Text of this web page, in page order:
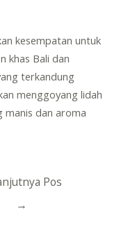
kesempatan untuk
khas Bali dan
terkandung
menggoyang lidah
manis dan aroma
Pos
→